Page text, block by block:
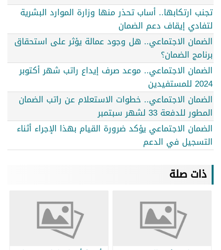
تجنب ارتكابها.. أساب تحذر منها وزارة الموارد البشرية
لتفادي إيقاف دعم الضمان
الضمان الاجتماعي.. هل وجود عمالة يؤثر على استحقاق
برنامج الضمان؟
الضمان الاجتماعي.. موعد صرف إيداع راتب شهر أكتوبر
2024 للمستفيدين
الضمان الاجتماعي.. خطوات الاستعلام عن راتب الضمان
المطور للدفعة 33 لشهر سبتمبر
الضمان الاجتماعي يؤكد ضرورة القيام بهذا الإجراء أثناء
التسجيل في الدعم
ذات صلة